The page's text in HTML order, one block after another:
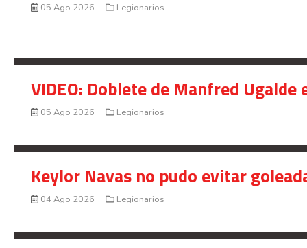
05 Ago 2026 Legionarios
VIDEO: Doblete de Manfred
05 Ago 2026 Legionarios
Keylor Navas no pudo evitar
04 Ago 2026 Legionarios